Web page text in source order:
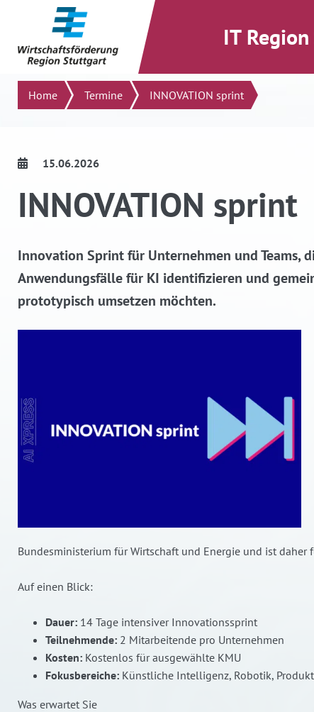
direkt zum Inhalt dieser Seite
direkt zum Menü springen
IT
Suchen
Home Termine INNOVATION sprint
15.06.2026
INNOVATION sprint
Innovation Sprint für Unternehmen und Teams,
Anwendungsfälle für KI identifizieren und
prototypisch umsetzen möchten.
Bundesministerium für Wirtschaft und Energie und ist
Auf einen Blick:
Dauer: 14 Tage intensiver Innovationssprint
Teilnehmende: 2 Mitarbeitende pro Unternehmen
Kosten: Kostenlos für ausgewählte KMU
Fokusbereiche: Künstliche Intelligenz, Robotik,
Was erwartet Sie